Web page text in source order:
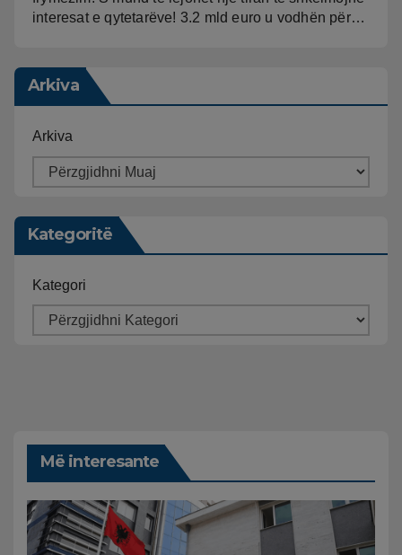
interesat e qytetarëve! 3.2 mld euro u vodhën për…
Arkiva
Arkiva
Kategoritë
Kategori
Më interesante